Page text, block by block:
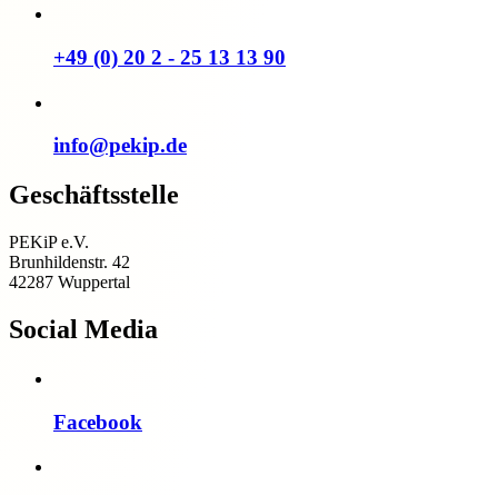
+49 (0) 20 2 - 25 13 13 90
info@pekip.de
Geschäftsstelle
PEKiP e.V.
Brunhildenstr. 42
42287 Wuppertal
Social Media
Facebook